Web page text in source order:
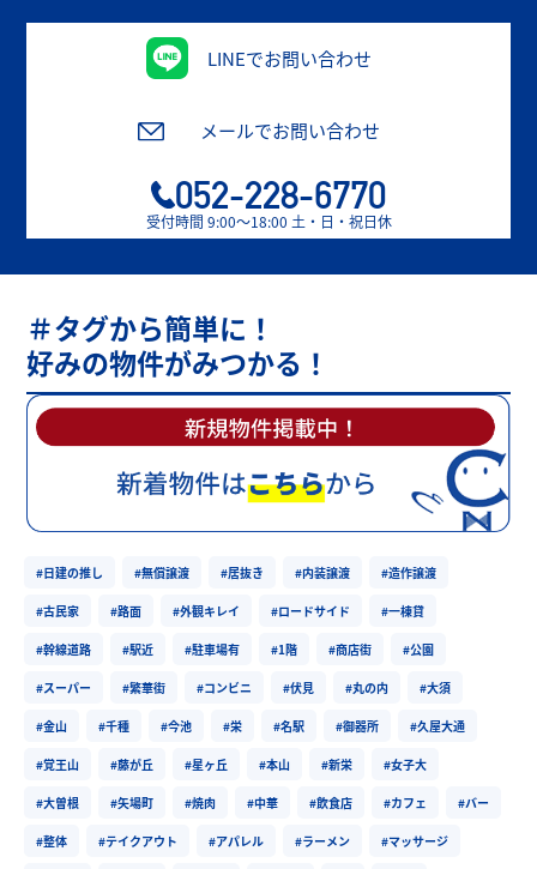
LINEでお問い合わせ
メールでお問い合わせ
052-228-6770
受付時間 9:00〜18:00 土・日・祝日休
＃タグから簡単に！
好みの物件がみつかる！
#日建の推し #無償譲渡 #居抜き #内装譲渡 #造作譲渡
#古民家 #路面 #外観キレイ #ロードサイド #一棟貸
#幹線道路 #駅近 #駐車場有 #1階 #商店街 #公園
#スーパー #繁華街 #コンビニ #伏見 #丸の内 #大須
#金山 #千種 #今池 #栄 #名駅 #御器所 #久屋大通
#覚王山 #藤が丘 #星ヶ丘 #本山 #新栄 #女子大
#大曽根 #矢場町 #焼肉 #中華 #飲食店 #カフェ #バー
#整体 #テイクアウト #アパレル #ラーメン #マッサージ